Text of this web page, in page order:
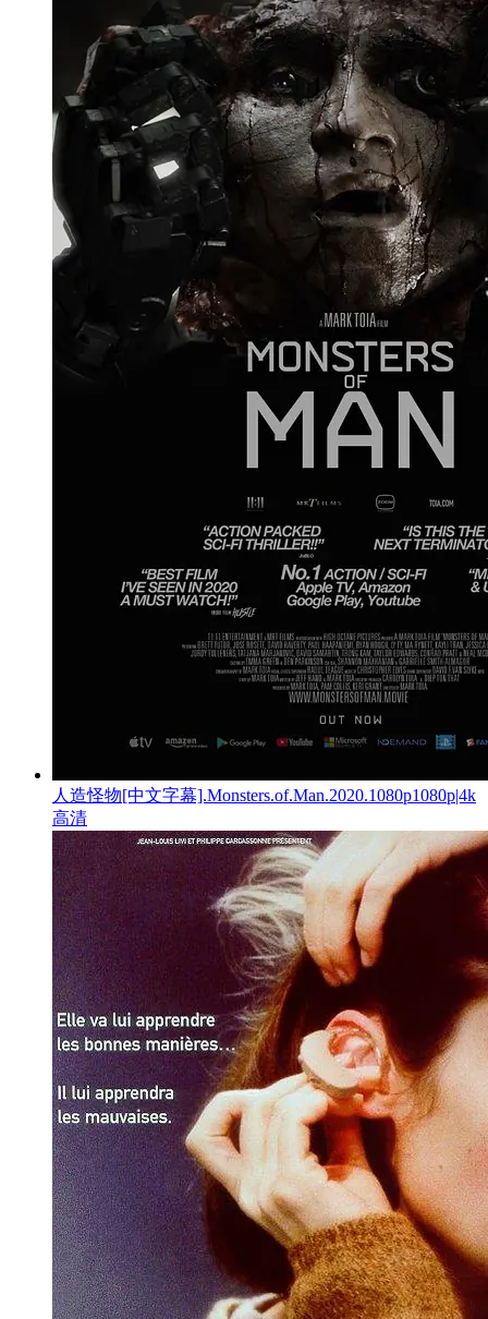
人造怪物[中文字幕].Monsters.of.Man.2020.1080p1080p|4k
高清